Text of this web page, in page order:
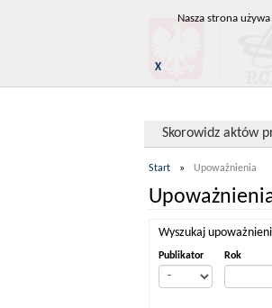
Skorowidz aktów
Start » Upoważnienia
Wyszukaj
Publikator Rok
Nasza strona
X